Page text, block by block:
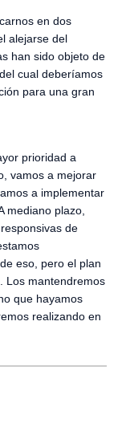
en dos
alejarse del
han sido objeto de
cual deberíamos
para una gran
prioridad a
vamos a mejorar
a implementar
mediano plazo,
de
eso, pero el plan
Los mantendremos
que hayamos
realizando en